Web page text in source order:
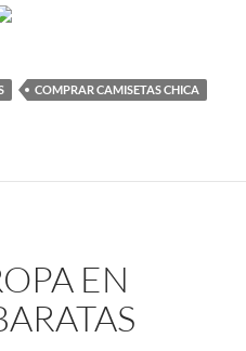
COMPRAR CAMISETAS CHICA
EN